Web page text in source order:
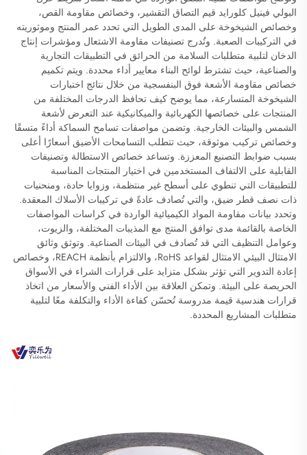
البولي فينيل كلورايد قيم التصاق التقشير، وخصائص مقاومة القص،
وخصائص الشيخوخة على المدى الطويل التي تحدد عمر المنتج وموثوريته
في التركيبات الصعبة. وتُدرج تصنيفات مقاومة الاشتعال ومؤشرات إنتاج
الدخان لتلبية متطلبات السلامة من الحرائق في التطبيقات التجارية
والصناعية، حيث تشترط لوائح البناء معايير أداء محددة. ويتم تكميم
خصائص مقاومة الأشعة فوق البنفسجية من خلال نتائج اختبارات
الشيخوخة المتسارعة، مما يوضح كيف تحافظ الدرجات المختلفة من
المنتجات على خصائصها الكهربائية والميكانيكية عند التعرض لأشعة
الشمس والبيئات الخارجية. وتضمن مواصفات تسامح السماكة أداءً متسقًا
وخصائص تركيب موثوقة، حيث تتطلب التسامحات الأضيق أسعارًا أعلى
بسبب ضوابط التصنيع المعززة. وتساعد خصائص الاستطالة وتصنيفات
القابلية على الالتفاف المستخدمين في اختيار المنتجات المناسبة
للتطبيقات التي تنطوي على أسطح غير منتظمة، وزوايا حادة، ومنحنيات
ذات نصف قطر ضيق، والتي تُصادف عادةً في تركيبات الأسلاك المعقدة.
وتحدد بيانات مقاومة المواد الكيميائية الواردة في كراسات المواصفات
الخاصة بالقائمة مدى توافق المنتج مع المذيبات المختلفة، والزيوت،
وعوامل التنظيف التي قد تُصادف في البيئات الصناعية. وتوثق وثائق
الامتثال البيئي الامتثال لقواعد RoHS، والالتزام بأنظمة REACH، وخصائص
إعادة التدوير التي تؤثر بشكل متزايد على قرارات الشراء في الأسواق
الحريصة على البيئة. وتمكن العلاقة بين الأداء الفني والأسعار من اتخاذ
قرارات هندسية قيمة مدروسة تُحسّن كفاءة الأداء والتكلفة معًا لتلبية
متطلبات المشاريع المحددة.